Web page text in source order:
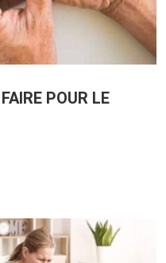
POUR LE